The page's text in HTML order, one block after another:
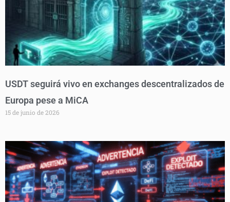
USDT seguirá vivo en exchanges descentralizados de
Europa pese a MiCA
15 de junio de 2026